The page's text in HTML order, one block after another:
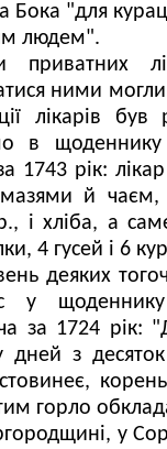
Бока "для
людем".
приватних
ними
лікарів
в
1743 рік:
й чаєм,
і хліба, а
4 гусей і 6
деяких
у щоденнику
за 1724 рік:
дней з
горло
у